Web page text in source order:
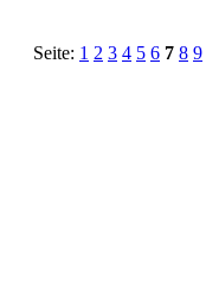
Seite: 1 2 3 4 5 6 7 8 9